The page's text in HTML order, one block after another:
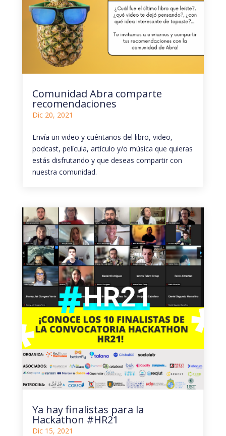
Comunidad Abra comparte
recomendaciones
Dic 20, 2021
Envía un video y cuéntanos del libro, video,
podcast, película, artículo y/o música que quieras
estás disfrutando y que deseas compartir con
nuestra comunidad.
Ya hay finalistas para la
Hackathon #HR21
Dic 15, 2021